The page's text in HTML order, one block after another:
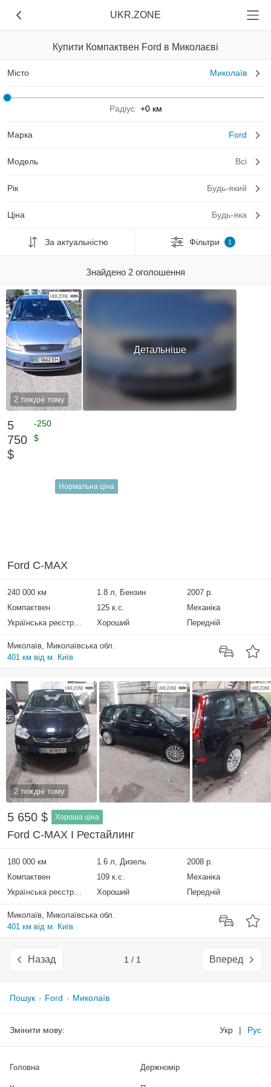
UKR.ZONE
Купити Компактвен Ford в Миколаєві
Місто Миколаїв
Радіус +0 км
Марка Ford
Модель Всі
Рік Будь-який
Ціна Будь-яка
За актуальністю Фільтри 1
Знайдено 2 оголошення
2 тиждні тому
Детальніше
5
750
$
-250
$
Нормальна ціна
Ford C-MAX
240 000 км 1.8 л, Бензин
2007 р.
Компактвен
125 к.с.
Механіка
Українська реєстрація
Хороший Передній
Миколаїв, Миколаївська обл.
401 км від м. Київ
2 тиждні тому
5 650 $ Хороша ціна
Ford C-MAX I Рестайлинг
180 000 км 1.6 л, Дизель
2008 р.
Компактвен
109 к.с.
Механіка
Українська реєстрація
Хороший Передній
Миколаїв, Миколаївська обл.
401 км від м. Київ
Назад 1 / 1 Вперед
Пошук Ford Миколаїв
Змінити мову: Укр | Рус
Головна Держномір